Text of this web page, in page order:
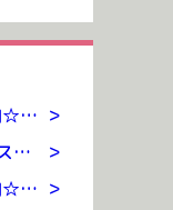
☆イベント案内☆クッキング・リトミック >
8月 イベントスケジュール >
☆イベント案内☆お泊まり保育 >